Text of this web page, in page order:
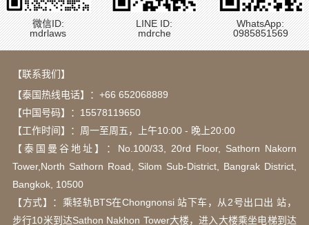
微信ID:
mdrlaws
LINE ID:
mdrche
WhatsApp:
0985851569
【联系我们】
【泰国热线电话】： +66 652068889
【中国号码】：15578119650
【工作时间】：周一至周五，上午10:00 - 晚上20:00
【泰国曼谷地址】：Νο.100/33, 20rd Floor, Sathorn Nakorn
Tower,North Sathorn Road, Silom Sub-District, Bangrak District,
Bangkok, 10500
【方式】：乘轻轨BTS在Chongnonsi 站下车，从2号出口出 站，
步行10米到达Sathon Nakhon Tower大楼，进入大楼乘坐电梯到达